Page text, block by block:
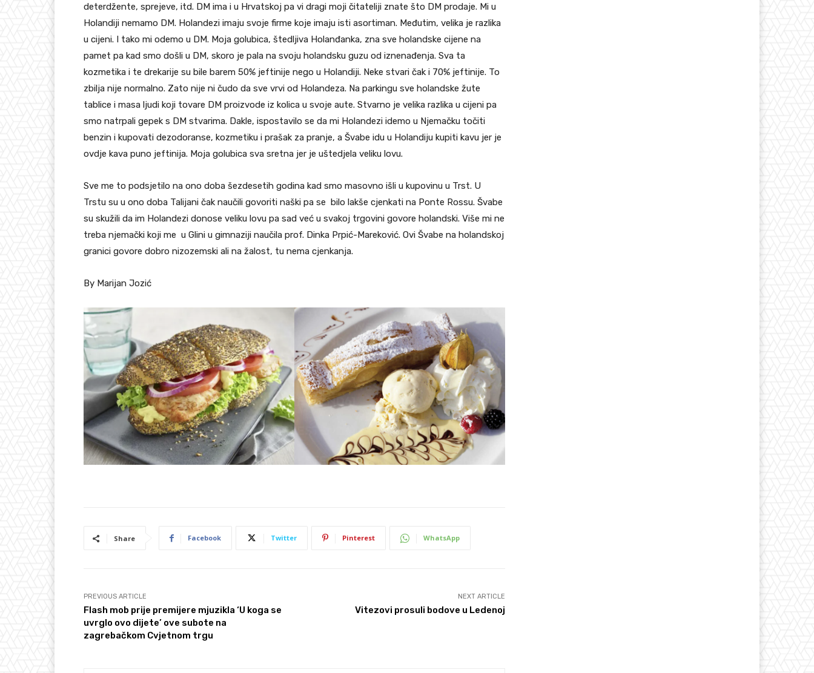
deterdžente, sprejeve, itd. DM ima i u Hrvatskoj pa vi dragi moji čitateliji znate što DM prodaje. Mi u
Holandiji nemamo DM. Holandezi imaju svoje firme koje imaju isti asortiman. Međutim, velika je razlika
u cijeni. I tako mi odemo u DM. Moja golubica, štedljiva Holanđanka, zna sve holandske cijene na
pamet pa kad smo došli u DM, skoro je pala na svoju holandsku guzu od iznenađenja. Sva ta
kozmetika i te drekarije su bile barem 50% jeftinije nego u Holandiji. Neke stvari čak i 70% jeftinije. To
zbilja nije normalno. Zato nije ni čudo da sve vrvi od Holandeza. Na parkingu sve holandske žute
tablice i masa ljudi koji tovare DM proizvode iz kolica u svoje aute. Stvarno je velika razlika u cijeni pa
smo natrpali gepek s DM stvarima. Dakle, ispostavilo se da mi Holandezi idemo u Njemačku točiti
benzin i kupovati dezodoranse, kozmetiku i prašak za pranje, a Švabe idu u Holandiju kupiti kavu jer je
ovdje kava puno jeftinija. Moja golubica sva sretna jer je uštedjela veliku lovu.
Sve me to podsjetilo na ono doba šezdesetih godina kad smo masovno išli u kupovinu u Trst. U
Trstu su u ono doba Talijani čak naučili govoriti naški pa se bilo lakše cjenkati na Ponte Rossu. Švabe
su skužili da im Holandezi donose veliku lovu pa sad već u svakoj trgovini govore holandski. Više mi ne
treba njemački koji me u Glini u gimnaziji naučila prof. Dinka Prpić-Mareković. Ovi Švabe na holandskoj
granici govore dobro nizozemski ali na žalost, tu nema cjenkanja.
By Marijan Jozić
Share Facebook Twitter Pinterest WhatsApp
PREVIOUS ARTICLE
Flash mob prije premijere mjuzikla ‘U koga se
uvrglo ovo dijete’ ove subote na
zagrebačkom Cvjetnom trgu
NEXT ARTICLE
Vitezovi prosuli bodove u Ledenoj